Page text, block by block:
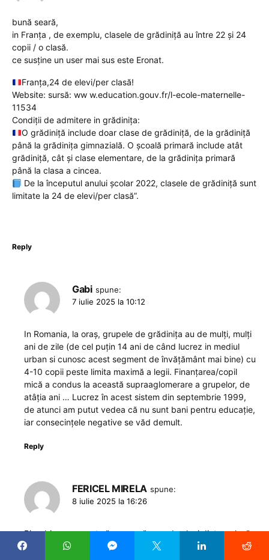
bună seară,
in Franța , de exemplu, clasele de grădiniță au între 22 și 24
copii / o clasă.
ce susține un user mai sus este Eronat.
Franța,24 de elevi/per clasă!
Website: sursă: ww w.education.gouv.fr/l-ecole-maternelle-
11534
Condiții de admitere in grădinița:
O grădiniță include doar clase de grădiniță, de la grădiniță
până la grădinița gimnazială. O școală primară include atât
grădiniță, cât și clase elementare, de la grădinița primară
până la clasa a cincea.
De la începutul anului școlar 2022, clasele de grădiniță sunt
limitate la 24 de elevi/per clasă”.
Reply
Gabi spune:
7 iulie 2025 la 10:12
In Romania, la oraș, grupele de grădinița au de mulți, mulți
ani de zile (de cel puțin 14 ani de când lucrez in mediul
urban si cunosc acest segment de învățământ mai bine) cu
4-10 copii peste limita maximă a legii. Finanțarea/copil
mică a condus la această supraaglomerare a grupelor, de
atâția ani … Lucrez în acest sistem din septembrie 1999,
de atunci am putut vedea că nu sunt bani pentru educație,
iar consecințele negative se văd demult.
Reply
FERICEL MIRELA spune:
8 iulie 2025 la 16:26
Bine-bine, e corect să comparăm nr. de elevi dintr-o clasă
în RO cu o clasă din UE? De unde și până unde? Am eu